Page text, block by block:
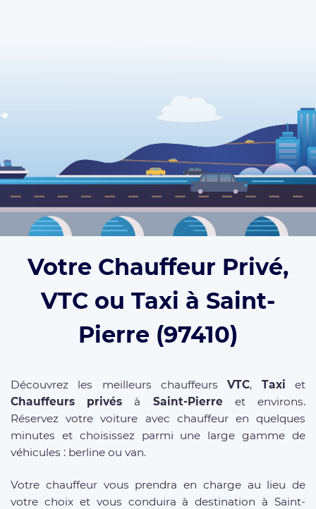
Votre Chauffeur Privé,
VTC ou Taxi à Saint-
Pierre (97410)
Découvrez les meilleurs chauffeursVTC, Taxi et
Chauffeurs privés à Saint-Pierreet environs.
Réservez votre voiture avec chauffeur en quelques
minutes et choisissez parmi une large gamme de
véhicules : berline ou van.
Votre chauffeur vous prendra en charge au lieu de
votre choix et vous conduira à destination à Saint-